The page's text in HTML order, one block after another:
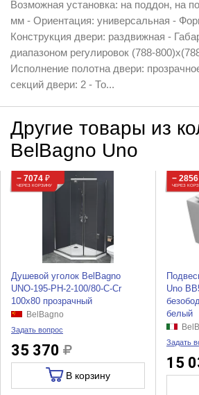
Возможная установка: на поддон, на
мм - Ориентация: универсальная -
Конструкция двери: раздвижная -
диапазоном регулировок (788-
Исполнение полотна двери:
секций двери: 2 - То...
Другие товары из
BelBagno Uno
− 7074 ₽
ЧЕРЕЗ КОРЗИНУ
Душевой уголок BelBagno
UNO-195-PH-2-100/80-C-Cr
100x80 прозрачный
BelBagno
Задать вопрос
35 370
В корзину
− 2856
ЧЕРЕЗ
Uno
белый
Задать
15